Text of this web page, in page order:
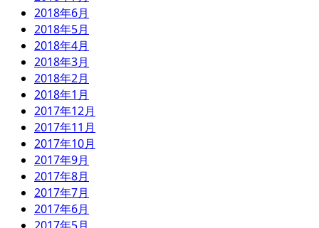
2018年6月
2018年5月
2018年4月
2018年3月
2018年2月
2018年1月
2017年12月
2017年11月
2017年10月
2017年9月
2017年8月
2017年7月
2017年6月